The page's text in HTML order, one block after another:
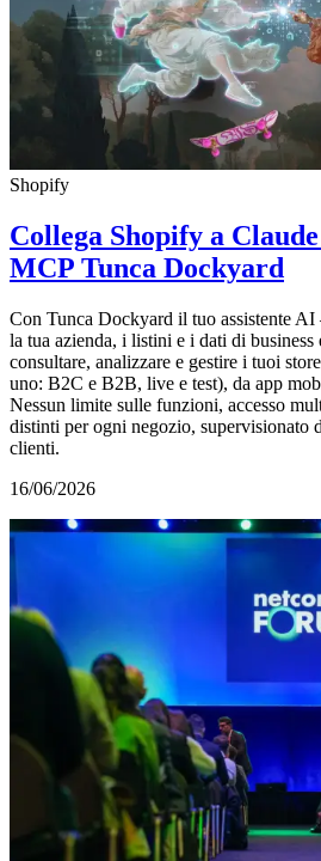
Shopify
Collega Shopify a
MCP Tunca Dockyard
Con Tunca Dockyard il tuo assistente
la tua azienda, i listini e i dati di
consultare, analizzare e gestire i tuoi
uno: B2C e B2B, live e test), da app
Nessun limite sulle funzioni, accesso
distinti per ogni negozio, supervisionato
clienti.
16/06/2026